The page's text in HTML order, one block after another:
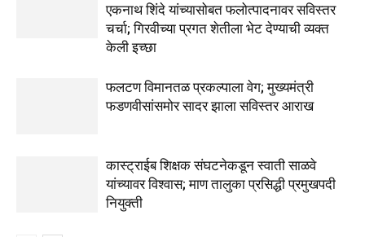
एकनाथ शिंदे यांच्यासोबत फलोत्पादनावर सविस्तर
चर्चा; गिरवीच्या प्रगत शेतीला भेट देण्याची व्यक्त
केली इच्छा
फलटण विमानतळ प्रकल्पाला वेग; मुख्यमंत्री
फडणवीसांसमोर सादर झाला सविस्तर आराख
कास्ट्राईब शिक्षक संघटनेकडून स्वाती साळवे
यांच्यावर विश्वास; माण तालुका प्रसिद्धी प्रमुखपदी
नियुक्ती